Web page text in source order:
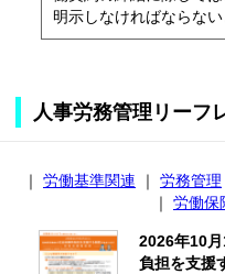
明示しなければならない
人事労務管理リーフ
｜ 労働基準関連 ｜ 労務管理
｜ 労働保
2026年10
負担を支援